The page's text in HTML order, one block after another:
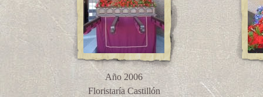
Año 2006
Floristaría Castillón